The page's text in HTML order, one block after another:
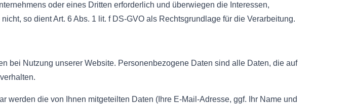
oder eines Dritten erforderlich und überwiegen die Interessen,
so dient Art. 6 Abs. 1 lit. f DS-GVO als Rechtsgrundlage für die Verarbeitung.
bei Nutzung unserer Website. Personenbezogene Daten sind alle Daten, die auf
werden die von Ihnen mitgeteilten Daten (Ihre E-Mail-Adresse, ggf. Ihr Name und